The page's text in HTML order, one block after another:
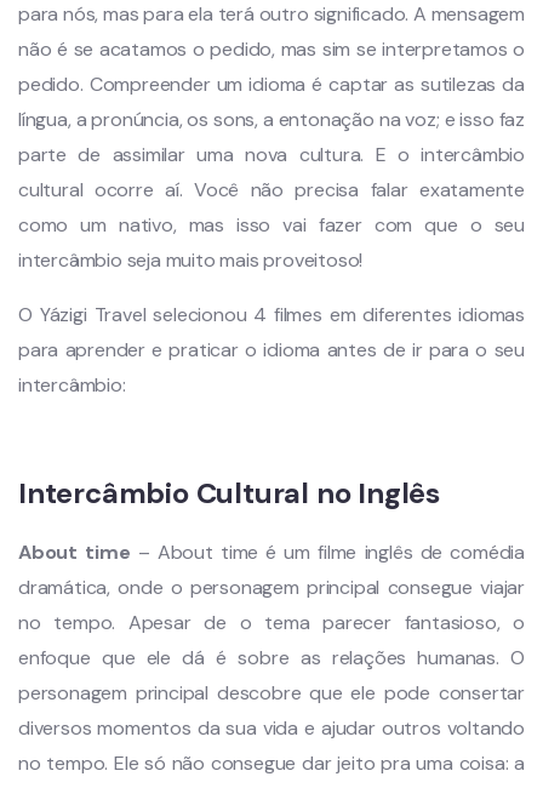
para nós, mas para ela terá outro significado. A mensagem
não é se acatamos o pedido, mas sim se interpretamos o
pedido. Compreender um idioma é captar as sutilezas da
língua, a pronúncia, os sons, a entonação na voz; e isso faz
parte de assimilar uma nova cultura. E o intercâmbio
cultural ocorre aí. Você não precisa falar exatamente
como um nativo, mas isso vai fazer com que o seu
intercâmbio seja muito mais proveitoso!
O Yázigi Travel selecionou 4 filmes em diferentes idiomas
para aprender e praticar o idioma antes de ir para o seu
intercâmbio:
Intercâmbio Cultural no Inglês
About time – About time é um filme inglês de comédia
dramática, onde o personagem principal consegue viajar
no tempo. Apesar de o tema parecer fantasioso, o
enfoque que ele dá é sobre as relações humanas. O
personagem principal descobre que ele pode consertar
diversos momentos da sua vida e ajudar outros voltando
no tempo. Ele só não consegue dar jeito pra uma coisa: a